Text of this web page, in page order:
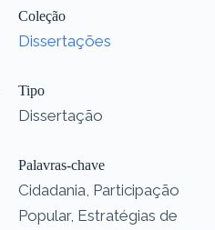
Coleção
Dissertações
Tipo
Dissertação
Palavras-chave
Cidadania, Participação
Popular, Estratégias de